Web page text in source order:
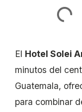
El Hotel Solei
minutos del
Guatemala,
para combinar